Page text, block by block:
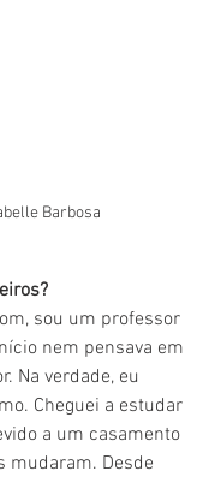
Barbosa
sou um professor
nem pensava em
Na verdade, eu
Cheguei a estudar
a um casamento
mudaram. Desde